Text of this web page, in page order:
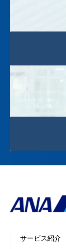
サービス紹介